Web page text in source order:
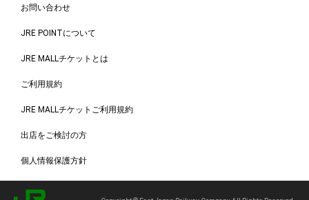
お問い合わせ
JRE POINTについて
JRE MALLチケットとは
ご利用規約
JRE MALLチケットご利用規約
出店をご検討の方
個人情報保護方針